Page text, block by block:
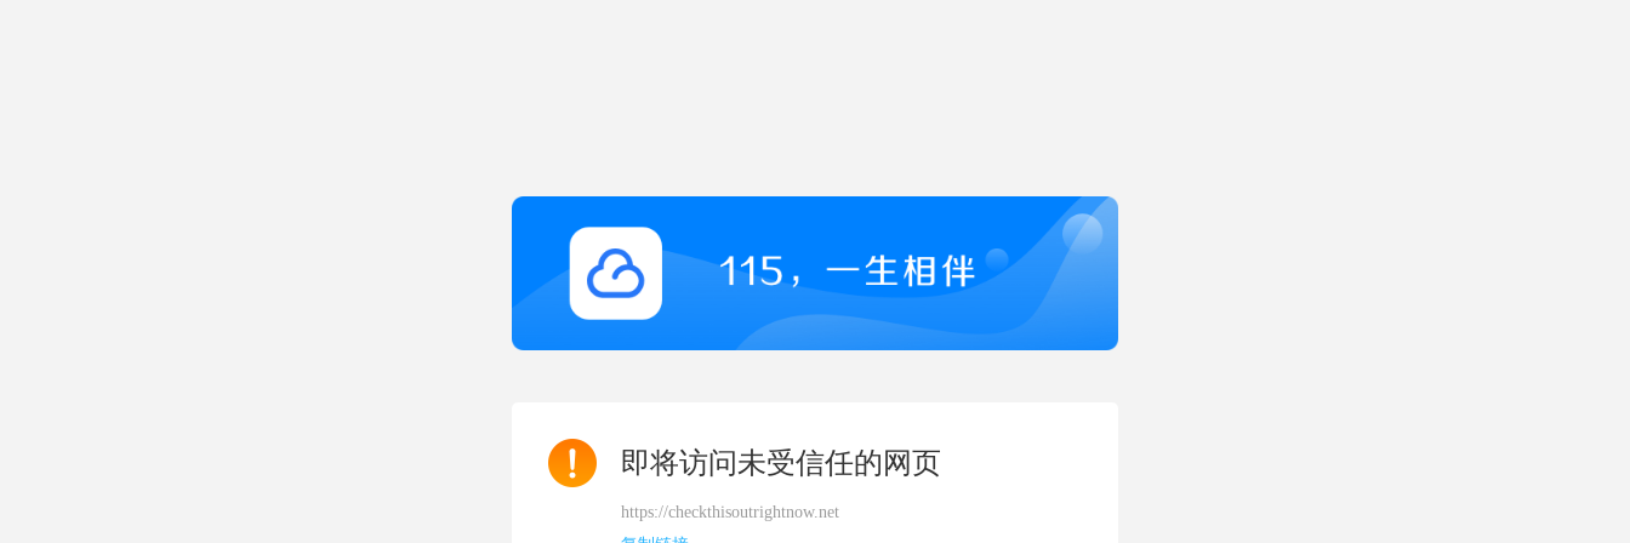
即将访问未受信任的网页
https://checkthisoutrightnow.net